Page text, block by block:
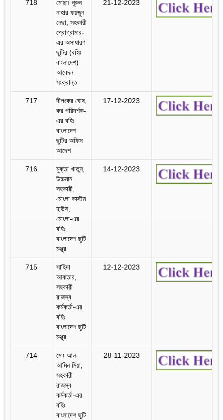
718
মোছাঃ নূরুন
নাহার ফয়জুন
নেছা, সহকারী
প্রোগ্রামার-
এর অসাধারণ
ছুটির (বহিঃ
বাংলাদেশ)
আবেদন
সংক্রান্ত
21-12-2023
717
দীপংকর ঘোষ,
কর পরিদর্শক-
এর বহিঃ
বাংলাদেশ
ছুটির অফিস
আদেশ
17-12-2023
716
মুক্তা খাতুন,
উচ্চমান
সহকারী,
মোংলা কাস্টম
হাউস,
মোংলা-এর
বহিঃ
বাংলাদেশ ছুটি
মঞ্জুর
14-12-2023
715
সাহিদা
আকতার,
সহকারী
রাজস্ব
কর্মকর্তা-এর
বহিঃ
বাংলাদেশ ছুটি
মঞ্জুর
12-12-2023
714
মোঃ আল-
আমিন মিয়া,
সহকারী
রাজস্ব
কর্মকর্তা-এর
বহিঃ
বাংলাদেশ ছুটি
28-11-2023